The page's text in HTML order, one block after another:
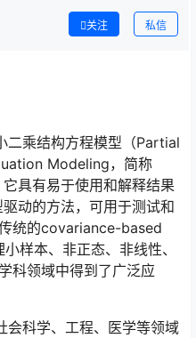
关注 私信
二乘结构方程模型（Partial
Modeling，简称
具有易于使用和解释结果
动的方法，可用于测试和
统的covariance-based
样本、非正态、非线性、
科领域中得到了广泛应
会科学、工程、医学等领域